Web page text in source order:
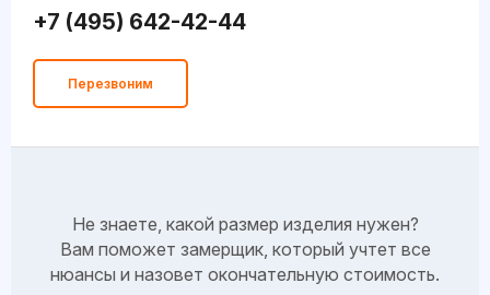
+7 (495) 642-42-44
Перезвоним
Не знаете, какой размер изделия нужен?
Вам поможет замерщик, который учтет все
нюансы и назовет окончательную стоимость.